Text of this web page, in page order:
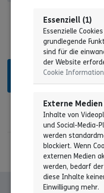
Hier findest Du
Essenziell (1)
Essenzielle
grundlegende
sind für die
der Website
Cookie
Externe Medien
Inhalte von
und Social-Media-
werden
blockiert. Wenn
externen Medien
werden, bedarf
diese Inhalte
Einwilligung mehr.